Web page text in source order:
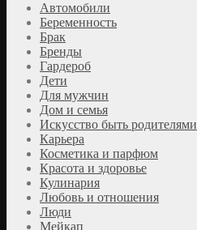
Автомобили
Беременность
Брак
Бренды
Гардероб
Дети
Для мужчин
Дом и семья
Искусство быть родителями
Карьера
Косметика и парфюм
Красота и здоровье
Кулинария
Любовь и отношения
Люди
Мейкап